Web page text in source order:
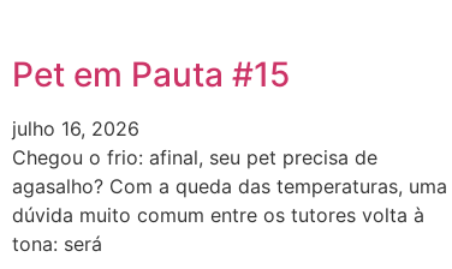
Pet em Pauta #15
julho 16, 2026
Chegou o frio: afinal, seu pet precisa de
agasalho? Com a queda das temperaturas, uma
dúvida muito comum entre os tutores volta à
tona: será